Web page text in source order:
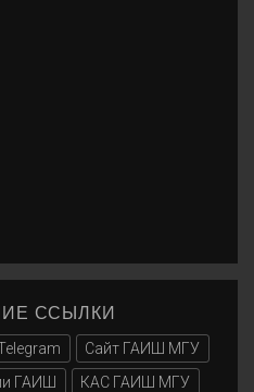
ССЫЛКИ
Сайт ГАИШ МГУ
ГАИШ
КАС ГАИШ МГУ